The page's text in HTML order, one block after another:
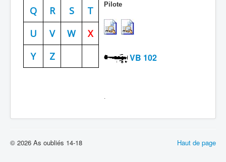
Batailles
Cahiers des As
Q
R S
T
U
V W
X
Y
Z
Pilote
VB 102
.
Haut de page
© 2026 As oubliés 14-18